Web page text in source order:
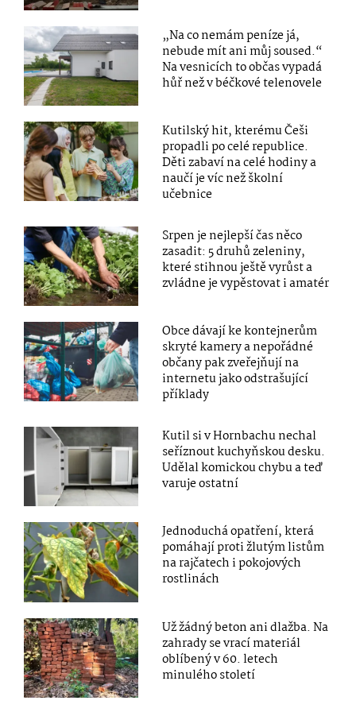
„Na co nemám peníze já,
nebude mít ani můj soused.“
Na vesnicích to občas vypadá
hůř než v béčkové telenovele
Kutilský hit, kterému Češi
propadli po celé republice.
Děti zabaví na celé hodiny a
naučí je víc než školní
učebnice
Srpen je nejlepší čas něco
zasadit: 5 druhů zeleniny,
které stihnou ještě vyrůst a
zvládne je vypěstovat i amatér
Obce dávají ke kontejnerům
skryté kamery a nepořádné
občany pak zveřejňují na
internetu jako odstrašující
příklady
Kutil si v Hornbachu nechal
seříznout kuchyňskou desku.
Udělal komickou chybu a teď
varuje ostatní
Jednoduchá opatření, která
pomáhají proti žlutým listům
na rajčatech i pokojových
rostlinách
Už žádný beton ani dlažba. Na
zahrady se vrací materiál
oblíbený v 60. letech
minulého století